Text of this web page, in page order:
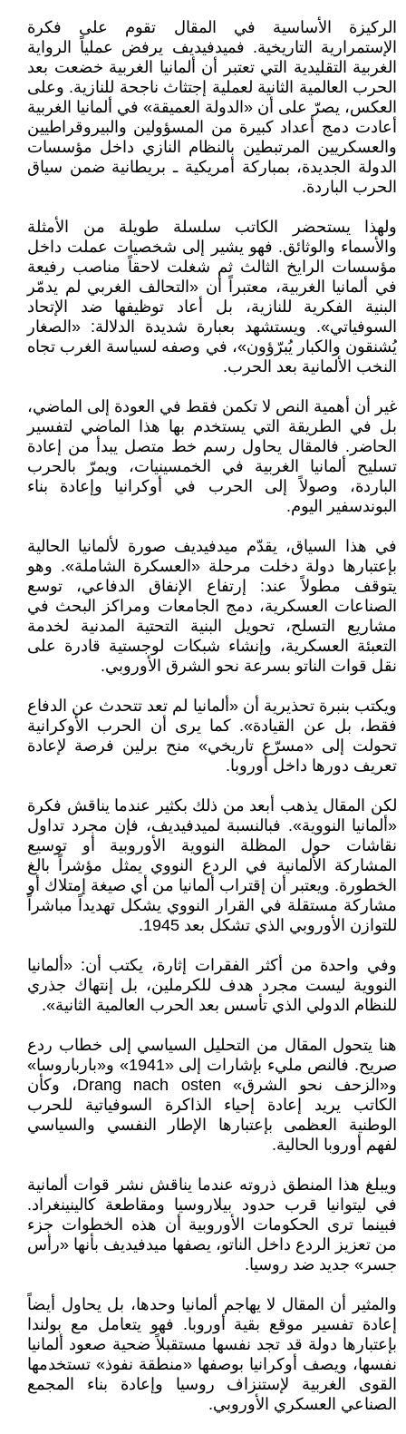
الركيزة الأساسية في المقال تقوم على فكرة
الإستمرارية التاريخية. فميدفيديف يرفض عملياً الرواية
الغربية التقليدية التي تعتبر أن ألمانيا الغربية خضعت بعد
الحرب العالمية الثانية لعملية إجتثاث ناجحة للنازية. وعلى
العكس، يصرّ على أن «الدولة العميقة» في ألمانيا الغربية
أعادت دمج أعداد كبيرة من المسؤولين والبيروقراطيين
والعسكريين المرتبطين بالنظام النازي داخل مؤسسات
الدولة الجديدة، بمباركة أمريكية ـ بريطانية ضمن سياق
الحرب الباردة.
ولهذا يستحضر الكاتب سلسلة طويلة من الأمثلة
والأسماء والوثائق. فهو يشير إلى شخصيات عملت داخل
مؤسسات الرايخ الثالث ثم شغلت لاحقاً مناصب رفيعة
في ألمانيا الغربية، معتبراً أن «التحالف الغربي لم يدمّر
البنية الفكرية للنازية، بل أعاد توظيفها ضد الإتحاد
السوفياتي». ويستشهد بعبارة شديدة الدلالة: «الصغار
يُشنقون والكبار يُبرّؤون»، في وصفه لسياسة الغرب تجاه
النخب الألمانية بعد الحرب.
غير أن أهمية النص لا تكمن فقط في العودة إلى الماضي،
بل في الطريقة التي يستخدم بها هذا الماضي لتفسير
الحاضر. فالمقال يحاول رسم خط متصل يبدأ من إعادة
تسليح ألمانيا الغربية في الخمسينيات، ويمرّ بالحرب
الباردة، وصولاً إلى الحرب في أوكرانيا وإعادة بناء
البوندسفير اليوم.
في هذا السياق، يقدّم ميدفيديف صورة لألمانيا الحالية
بإعتبارها دولة دخلت مرحلة «العسكرة الشاملة». وهو
يتوقف مطولاً عند: إرتفاع الإنفاق الدفاعي، توسع
الصناعات العسكرية، دمج الجامعات ومراكز البحث في
مشاريع التسلح، تحويل البنية التحتية المدنية لخدمة
التعبئة العسكرية، وإنشاء شبكات لوجستية قادرة على
نقل قوات الناتو بسرعة نحو الشرق الأوروبي.
ويكتب بنبرة تحذيرية أن «ألمانيا لم تعد تتحدث عن الدفاع
فقط، بل عن القيادة». كما يرى أن الحرب الأوكرانية
تحولت إلى «مسرّع تاريخي» منح برلين فرصة لإعادة
تعريف دورها داخل أوروبا.
لكن المقال يذهب أبعد من ذلك بكثير عندما يناقش فكرة
«ألمانيا النووية». فبالنسبة لميدفيديف، فإن مجرد تداول
نقاشات حول المظلة النووية الأوروبية أو توسيع
المشاركة الألمانية في الردع النووي يمثل مؤشراً بالغ
الخطورة. ويعتبر أن إقتراب ألمانيا من أي صيغة إمتلاك أو
مشاركة مستقلة في القرار النووي يشكل تهديداً مباشراً
للتوازن الأوروبي الذي تشكل بعد 1945.
وفي واحدة من أكثر الفقرات إثارة، يكتب أن: «ألمانيا
النووية ليست مجرد هدف للكرملين، بل إنتهاك جذري
للنظام الدولي الذي تأسس بعد الحرب العالمية الثانية».
هنا يتحول المقال من التحليل السياسي إلى خطاب ردع
صريح. فالنص مليء بإشارات إلى «1941» و«بارباروسا»
و«الزحف نحو الشرق» Drang nach osten، وكأن
الكاتب يريد إعادة إحياء الذاكرة السوفياتية للحرب
الوطنية العظمى بإعتبارها الإطار النفسي والسياسي
لفهم أوروبا الحالية.
ويبلغ هذا المنطق ذروته عندما يناقش نشر قوات ألمانية
في ليتوانيا قرب حدود بيلاروسيا ومقاطعة كالينينغراد.
فبينما ترى الحكومات الأوروبية أن هذه الخطوات جزء
من تعزيز الردع داخل الناتو، يصفها ميدفيديف بأنها «رأس
جسر» جديد ضد روسيا.
والمثير أن المقال لا يهاجم ألمانيا وحدها، بل يحاول أيضاً
إعادة تفسير موقع بقية أوروبا. فهو يتعامل مع بولندا
بإعتبارها دولة قد تجد نفسها مستقبلاً ضحية صعود ألمانيا
نفسها، ويصف أوكرانيا بوصفها «منطقة نفوذ» تستخدمها
القوى الغربية لإستنزاف روسيا وإعادة بناء المجمع
الصناعي العسكري الأوروبي.